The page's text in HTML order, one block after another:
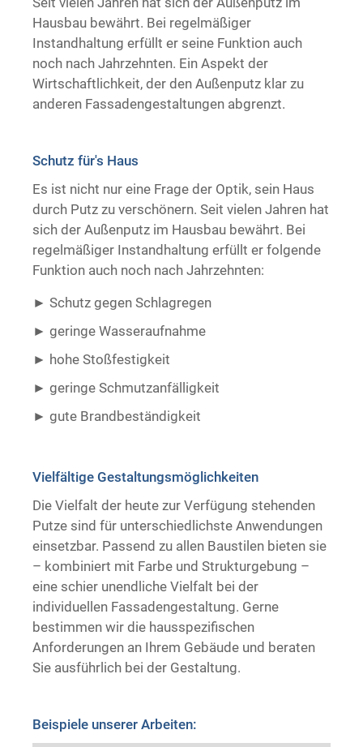
Hausbau bewährt. Bei regelmäßiger
Instandhaltung erfüllt er seine Funktion auch
noch nach Jahrzehnten. Ein Aspekt der
Wirtschaftlichkeit, der den Außenputz klar zu
anderen Fassadengestaltungen abgrenzt.
Schutz für's Haus
Es ist nicht nur eine Frage der Optik, sein Haus
durch Putz zu verschönern. Seit vielen Jahren hat
sich der Außenputz im Hausbau bewährt. Bei
regelmäßiger Instandhaltung erfüllt er folgende
Funktion auch noch nach Jahrzehnten:
Schutz gegen Schlagregen
geringe Wasseraufnahme
hohe Stoßfestigkeit
geringe Schmutzanfälligkeit
gute Brandbeständigkeit ​ ​
Vielfältige Gestaltungsmöglichkeiten
Die Vielfalt der heute zur Verfügung stehenden
Putze sind für unterschiedlichste Anwendungen
einsetzbar. Passend zu allen Baustilen bieten sie
– kombiniert mit Farbe und Strukturgebung –
eine schier unendliche Vielfalt bei der
individuellen Fassadengestaltung. Gerne
bestimmen wir die hausspezifischen
Anforderungen an Ihrem Gebäude und beraten
Sie ausführlich bei der Gestaltung.
Beispiele unserer Arbeiten: